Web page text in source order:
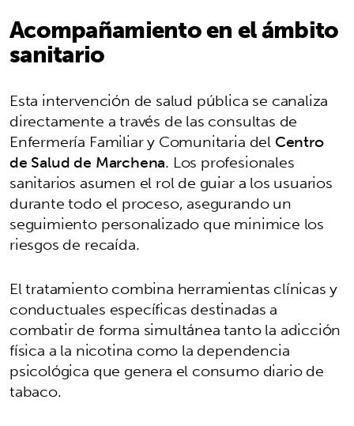
Acompañamiento en el ámbito
sanitario
Esta intervención de salud pública se canaliza
directamente a través de las consultas de
Enfermería Familiar y Comunitaria delCentro
de Salud de Marchena. Los profesionales
sanitarios asumen el rol de guiar a los usuarios
durante todo el proceso, asegurando un
seguimiento personalizado que minimice los
riesgos de recaída.
El tratamiento combina herramientas clínicas y
conductuales específicas destinadas a
combatir de forma simultánea tanto la adicción
física a la nicotina como la dependencia
psicológica que genera el consumo diario de
tabaco.